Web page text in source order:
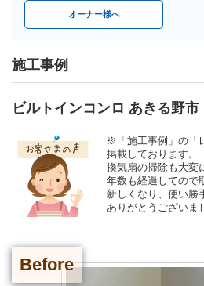
オーナー様へ
施工事例
ビルトインコンロ あきる野市
※「施工事例」の「
掲載しております。
換気扇の掃除も大変
年数も経過してので
新しくなり、使い勝
ありがとうございま
Before